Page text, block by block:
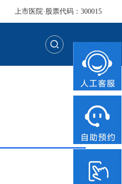
上市医院·股票代码：300015